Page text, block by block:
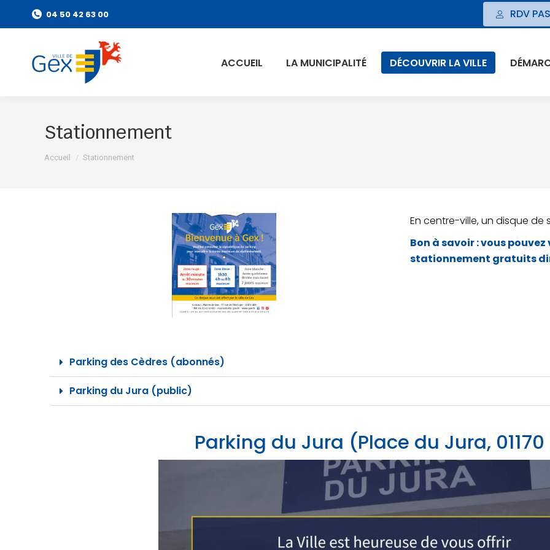
04 50 42 63 00 RDV
ACCUEIL LA MUNICIPALITÉ DÉCOUVRIR LA VILLE
Stationnement
Vous êtes ici :
Accueil Stationnement
En centre-ville, un disque
Bon à savoir : vous
stationnement gratuits
Parking des Cèdres (abonnés)
Parking du Jura (public)
Parking du Jura (Place du Jura,